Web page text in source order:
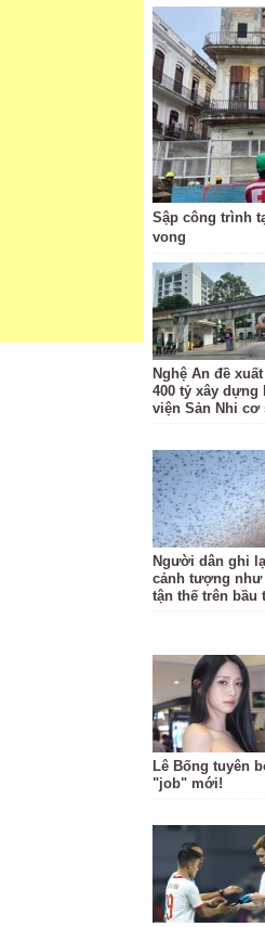
Sập công trình
vong
Nghệ An đề
400 tỷ xây dựng
viện Sản Nhi cơ
Người dân ghi
cảnh tượng như
tận thế trên bầu
Lê Bống tuyên
"job" mới!